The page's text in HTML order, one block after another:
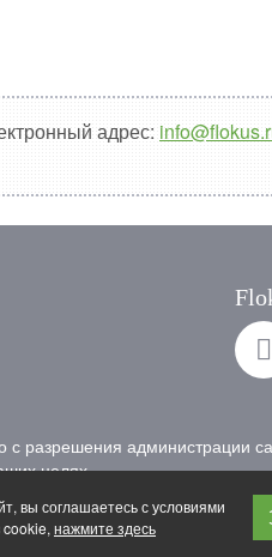
адрес:
разрешения администрации
целях.
вы соглашаетесь с условиями
нажмите здесь